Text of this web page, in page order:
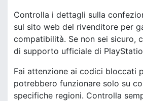
Controlla i dettagli sulla
sul sito web del rivenditore per
compatibilità. Se non sei sicuro,
di supporto ufficiale di
Fai attenzione ai codici bloccati
potrebbero funzionare solo su
specifiche regioni. Controlla